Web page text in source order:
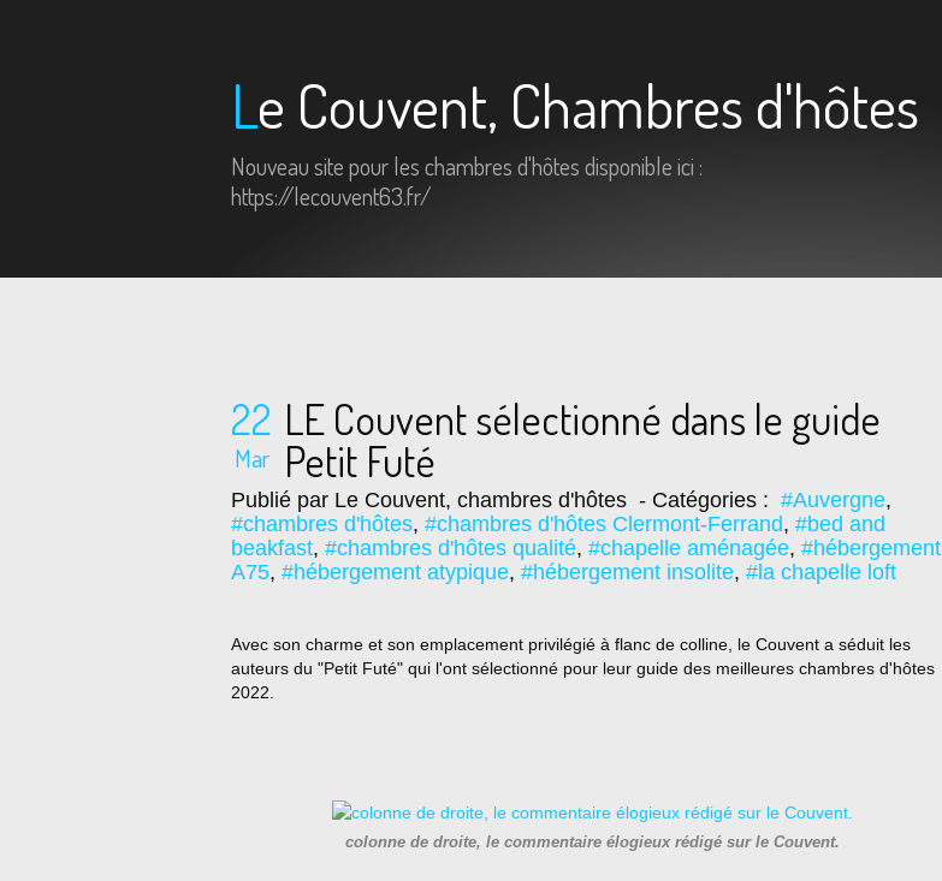
Le Couvent, Chambres d'hôtes
Nouveau site pour les chambres d'hôtes disponible ici :
https://lecouvent63.fr/
22
Mar
LE Couvent sélectionné dans le guide
Petit Futé
Publié par Le Couvent, chambres d'hôtes - Catégories : #Auvergne,
#chambres d'hôtes, #chambres d'hôtes Clermont-Ferrand, #bed and
beakfast, #chambres d'hôtes qualité, #chapelle aménagée, #hébergement
A75, #hébergement atypique, #hébergement insolite, #la chapelle loft
Avec son charme et son emplacement privilégié à flanc de colline, le Couvent a séduit les
auteurs du "Petit Futé" qui l'ont sélectionné pour leur guide des meilleures chambres d'hôtes
2022.
colonne de droite, le commentaire élogieux rédigé sur le Couvent.